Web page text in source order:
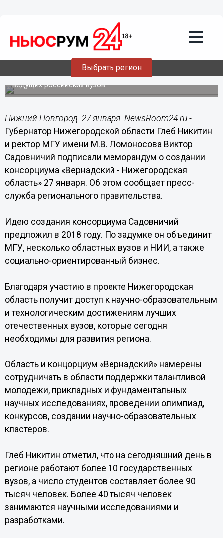
Выбрать регион
27.01.202117:30
Еще один консорциум «Вернадский»
создадут в Нижегородской области
Регион получит доступ к научным достижениям
ведущих российских вузов.
Нижний Новгород. 27 января. NewsRoom24.ru -
Губернатор Нижегородской области Глеб Никитин
и ректор МГУ имени М.В. Ломоносова Виктор
Садовничий подписали меморандум о создании
консорциума «Вернадский - Нижегородская
область» 27 января. Об этом сообщает пресс-
служба регионального правительства.
Идею создания консорциума Садовничий
предложил в 2018 году. По задумке он объединит
МГУ, несколько областных вузов и НИИ, а также
социально-ориентированный бизнес.
Благодаря участию в проекте Нижегородская
область получит доступ к научно-образовательным
и технологическим достижениям лучших
отечественных вузов, которые сегодня
необходимы для развития региона.
Область и концорциум «Вернадский» намерены
сотрудничать в области поддержки талантливой
молодежи, прикладных и фундаментальных
научных исследованиях, проведении олимпиад,
конкурсов, создании научно-образовательных
кластеров.
Глеб Никитин отметил, что на сегодняшний день в
регионе работают более 10 государственных
вузов, а число студентов составляет более 90
тысяч человек. Более 40 тысяч человек
занимаются научными исследованиями и
разработками.